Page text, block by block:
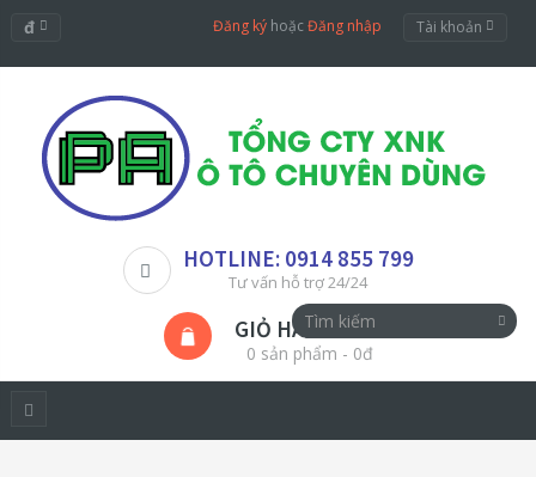
đ Đăng ký hoặcĐăng nhập Tài khoản
HOTLINE: 0914 855 799
Tư vấn hỗ trợ 24/24
GIỎ HÀNG
0 sản phẩm - 0đ